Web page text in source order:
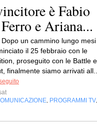
è Fabio
e Ariana...
un cammino lungo mesi
il 25 febbraio con le
proseguito con le Battle e
finalmente siamo arrivati
PROGRAMMI TV